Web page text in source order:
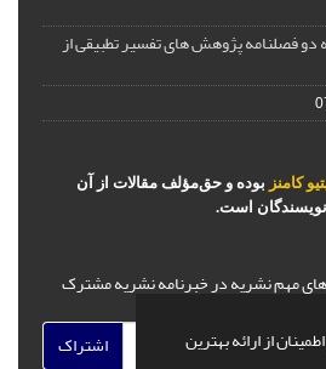
از ارائه بهترین
فصلنامه پژوهش های تفسیر تطبیقی از
کامنز بوده و حق‌مؤلف مقالات از آن
نویسندگان است.
های مهم نشریه در خبرنامه نشریه مشترک
اشتراک